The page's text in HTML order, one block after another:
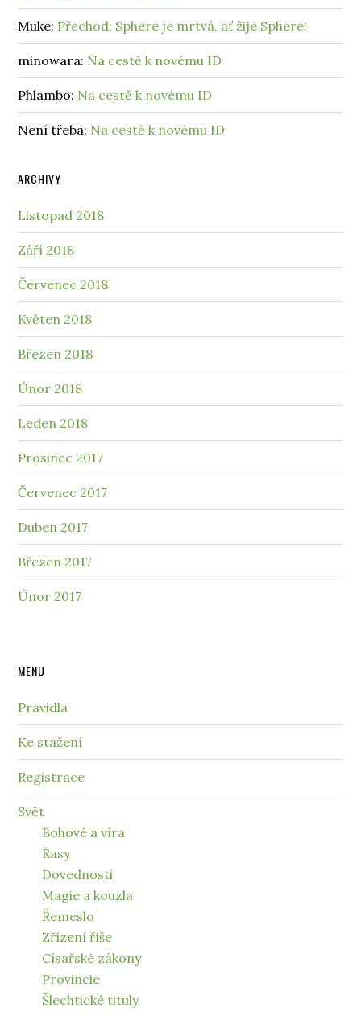
Muke: Přechod: Sphere je mrtvá, ať žije Sphere!
minowara: Na cestě k novému ID
Phlambo: Na cestě k novému ID
Není třeba: Na cestě k novému ID
ARCHIVY
Listopad 2018
Září 2018
Červenec 2018
Květen 2018
Březen 2018
Únor 2018
Leden 2018
Prosinec 2017
Červenec 2017
Duben 2017
Březen 2017
Únor 2017
MENU
Pravidla
Ke stažení
Registrace
Svět
Bohové a víra
Rasy
Dovednosti
Magie a kouzla
Řemeslo
Zřízení říše
Císařské zákony
Provincie
Šlechtické tituly